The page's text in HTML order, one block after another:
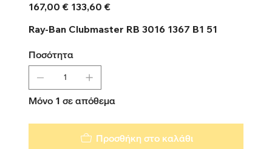
Αρχική
τιμή
167,00 €
Τιμή
έκπτωσης
133,60 €
Ray-Ban Clubmaster RB 3016 1367 B1 51
Ποσότητα
Μόνο 1 σε απόθεμα
Προσθήκη στο καλάθι